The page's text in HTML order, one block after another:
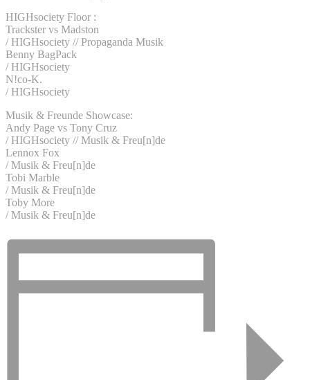
HIGHsociety Floor :
Trackster vs Madston
/ HIGHsociety // Propaganda Musik
Benny BagPack
/ HIGHsociety
N!co-K.
/ HIGHsociety
Musik & Freunde Showcase:
Andy Page vs Tony Cruz
/ HIGHsociety // Musik & Freu[n]de
Lennox Fox
/ Musik & Freu[n]de
Tobi Marble
/ Musik & Freu[n]de
Toby More
/ Musik & Freu[n]de